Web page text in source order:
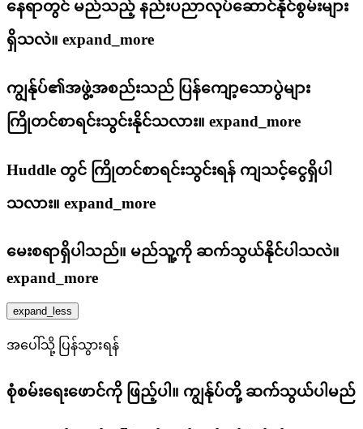
နေရာတွင် မည်သည့် နည်းပညာလုပ်ဆောင်နိုင်စွမ်းများ
ရှိသလဲ။ expand_more
ကျွန်ုပ်၏အဖွဲ့အစည်းသည် ပြန်ကျော့သောပွဲများ
ကြိုတင်စာရင်းသွင်းနိုင်သလား။ expand_more
Huddle တွင် ကြိုတင်စာရင်းသွင်းရန် ကျသင့်ငွေရှိပါ
သလား။ expand_more
မေးစရာရှိပါသည်။ မည်သူ့ကို ဆက်သွယ်နိုင်ပါသလဲ။
expand_more
expand_less
အပေါ်သို့ ပြန်သွားရန်
စုံစမ်းရေးဖောင်ကို ဖြည့်ပါ။ ကျွန်ုပ်တို့ ဆက်သွယ်ပါမည်